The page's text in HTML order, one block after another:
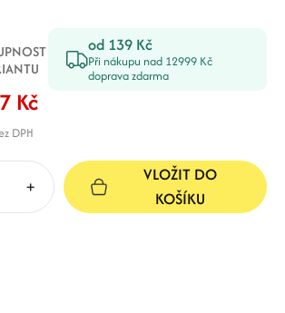
Kód: Panel packa 140x70x3
Dětské čalouněné čelo
Packa 140x90 cm - barevné
Kód: Panel packa 140x90x3
Dětské čalouněné čelo
Packa 160x70 cm - barevné
kombinace
8903 Kč
od 139 Kč
Při nákupu nad 12999 Kč
doprava zdarma
Kč
DPH
+
VLOŽIT DO
KOŠÍKU